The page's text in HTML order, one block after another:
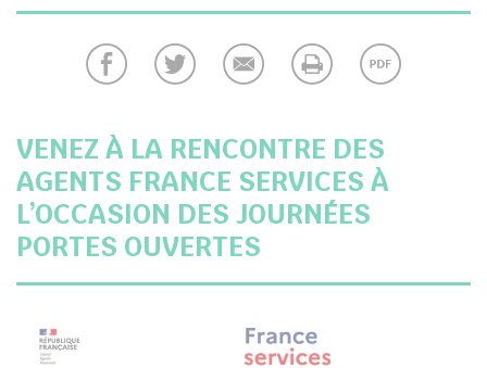
VENEZ À LA RENCONTRE DES
AGENTS FRANCE SERVICES À
L’OCCASION DES JOURNÉES
PORTES OUVERTES